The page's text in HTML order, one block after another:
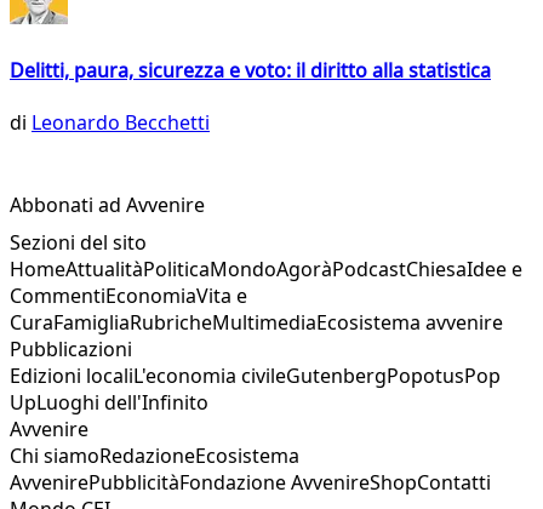
Delitti, paura, sicurezza e voto: il diritto alla statistica
di Leonardo Becchetti
Abbonati ad Avvenire
Sezioni del sito
HomeAttualitàPoliticaMondoAgoràPodcastChiesaIdee e
CommentiEconomiaVita e
CuraFamigliaRubricheMultimediaEcosistema avvenire
Pubblicazioni
Edizioni localiL'economia civileGutenbergPopotusPop
UpLuoghi dell'Infinito
Avvenire
Chi siamoRedazioneEcosistema
AvvenirePubblicitàFondazione AvvenireShopContatti